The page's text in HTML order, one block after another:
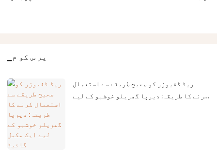
▁پر س کو م
ریڈ ڈفیوزر کو صحیح طریقے سے استعمال
کرنے کا طریقہ: دیرپا گھریلو خوشبو کے لیے